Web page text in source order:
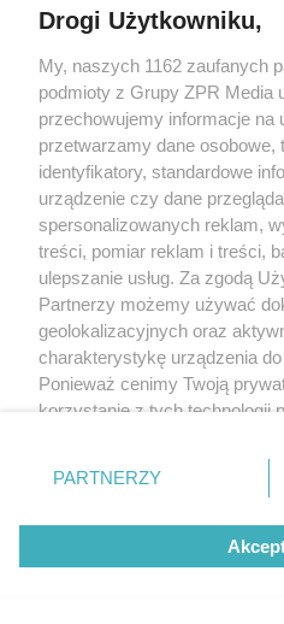
ESKA Summer
trasę! Odwiedź
spróbuj kultowych
Wawelu
Drogi Użytkowniku,
My, naszych 1162 zaufanych
podmioty z Grupy ZPR Media
przechowujemy informacje na
przetwarzamy dane osobowe,
identyfikatory, standardowe
urządzenie czy dane
spersonalizowanych reklam,
treści, pomiar reklam i treści,
ulepszanie usług. Za zgodą
Partnerzy możemy używać
geolokalizacyjnych oraz
charakterystykę urządzenia
Ponieważ cenimy Twoją
korzystanie z tych technologii
zmienić/wycofać klikając
znajdujący się w lewym
rodzaje przetwarzania danych
użytkownika, ale masz prawo
przetwarzaniu. Preferencje
PARTNERZY